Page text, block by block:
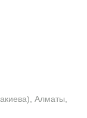
Алматы,